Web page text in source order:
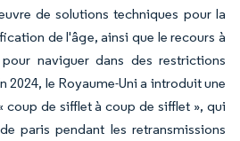
de solutions techniques pour la
de l'âge, ainsi que le recours à
naviguer dans des restrictions
2024, le Royaume-Uni a introduit une
de sifflet à coup de sifflet », qui
paris pendant les retransmissions